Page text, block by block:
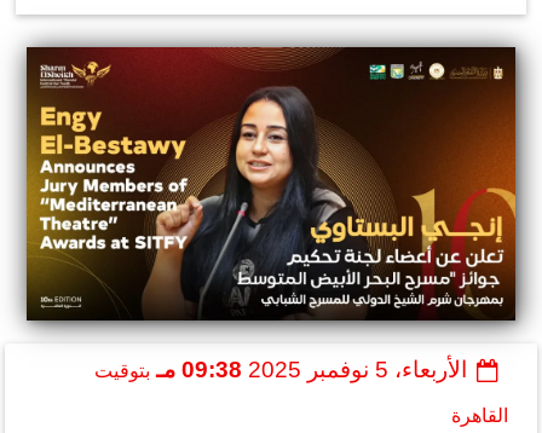
الأربعاء، 5 نوفمبر 2025 09:38 مـ بتوقيت
القاهرة